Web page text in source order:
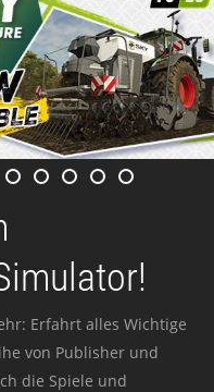
Erfahrt alles Wichtige
von Publisher und
die Spiele und